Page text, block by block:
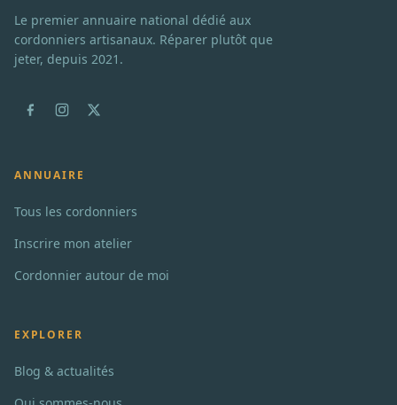
Le premier annuaire national dédié aux
cordonniers artisanaux. Réparer plutôt que
jeter, depuis 2021.
ANNUAIRE
Tous les cordonniers
Inscrire mon atelier
Cordonnier autour de moi
EXPLORER
Blog & actualités